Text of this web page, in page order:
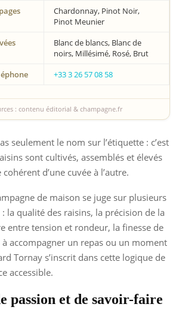
Chardonnay, Pinot Noir,
Pinot Meunier
Blanc de blancs, Blanc de
noirs, Millésimé, Rosé, Brut
+33 3 26 57 08 58
: contenu éditorial & champagne.fr
seulement le nom sur l’étiquette : c’est
sont cultivés, assemblés et élevés
d’une cuvée à l’autre.
de maison se juge sur plusieurs
la qualité des raisins, la précision de la
entre tension et rondeur, la finesse de
accompagner un repas ou un moment
Tornay s’inscrit dans cette logique de
accessible.
passion et de savoir-faire